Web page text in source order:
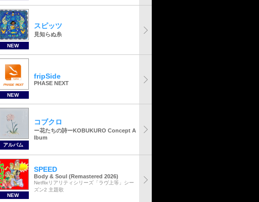
NEW
スピッツ
見知らぬ糸
NEW
fripSide
PHASE NEXT
アルバム
コブクロ
ー花たちの詩ーKOBUKURO Concept A
lbum
NEW
SPEED
Body & Soul (Remastered 2026)
Netflixリアリティシリーズ「ラヴ上等」シー
ズン2 主題歌